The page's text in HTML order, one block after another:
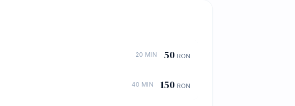
20 MIN 50 RON
40 MIN 150 RON